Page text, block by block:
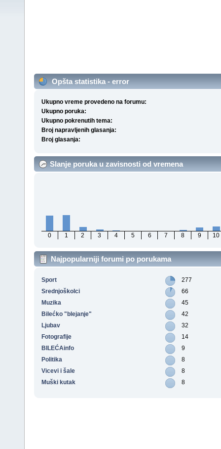
Opšta statistika - error
Ukupno vreme provedeno na forumu:
Ukupno poruka:
Ukupno pokrenutih tema:
Broj napravljenih glasanja:
Broj glasanja:
Slanje poruka u zavisnosti od vremena
0 1 2 3 4 5 6 7 8 9 10
Najpopularniji forumi po porukama
Sport
277
Srednjoškolci
66
Muzika
45
Bilećko "blejanje"
42
Ljubav
32
Fotografije
14
BILEĆAinfo
9
Politika
8
Vicevi i šale
8
Muški kutak
8